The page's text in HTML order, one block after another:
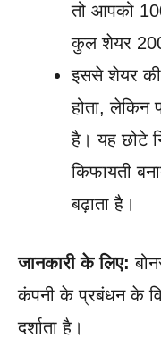
तो आपको
कुल शेयर
इससे शेयर
होता, लेकिन
है। यह छोटे
किफायती
बढ़ाता है।
जानकारी के लिए:
कंपनी के प्रबंधन के
दर्शाता है।